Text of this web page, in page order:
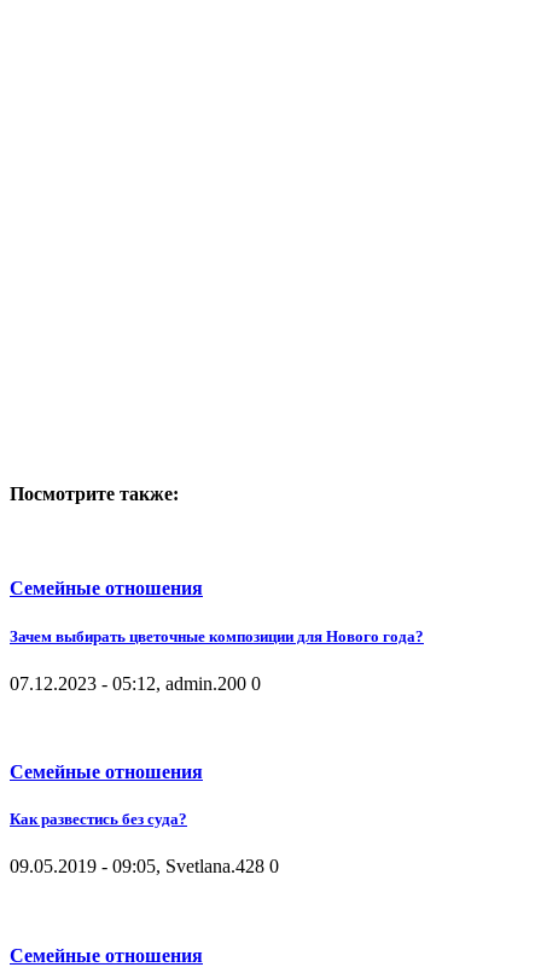
Посмотрите также:
Семейные отношения
Зачем выбирать цветочные композиции для Нового года?
07.12.2023 - 05:12, admin.200 0
Семейные отношения
Как развестись без суда?
09.05.2019 - 09:05, Svetlana.428 0
Семейные отношения